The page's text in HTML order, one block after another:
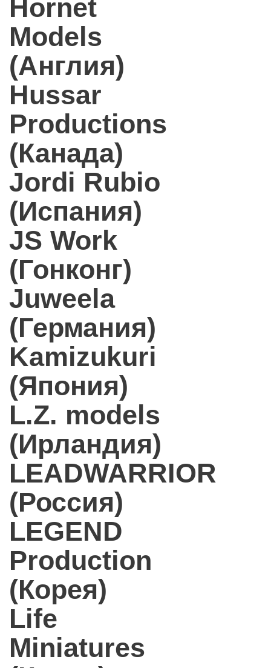
Hornet
Models
(Англия)
Hussar
Productions
(Канада)
Jordi Rubio
(Испания)
JS Work
(Гонконг)
Juweela
(Германия)
Kamizukuri
(Япония)
L.Z. models
(Ирландия)
LEADWARRIOR
(Россия)
LEGEND
Production
(Корея)
Life
Miniatures